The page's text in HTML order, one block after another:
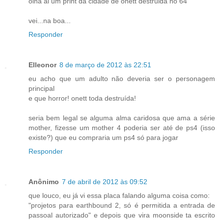
vei...na boa...
Responder
Elleonor 8 de março de 2012 às 22:51
eu acho que um adulto não deveria ser o personagem
principal
e que horror! onett toda destruída!
seria bem legal se alguma alma caridosa que ama a série
mother, fizesse um mother 4 poderia ser até de ps4 (isso
existe?) que eu compraria um ps4 só para jogar
Responder
Anônimo 7 de abril de 2012 às 09:52
que louco, eu já vi essa placa falando alguma coisa como:
"projetos para earthbound 2, só é permitida a entrada de
passoal autorizado" e depois que vira moonside ta escrito